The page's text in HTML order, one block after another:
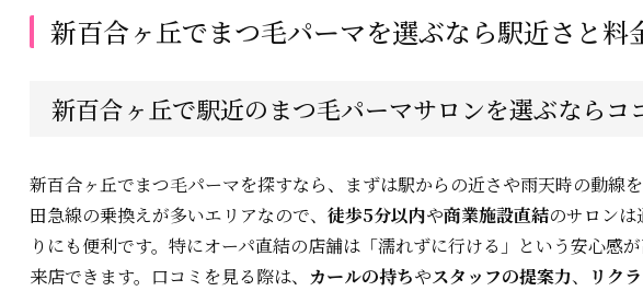
新百合ヶ丘でまつ毛パーマを選ぶなら駅近さと料
新百合ヶ丘で駅近のまつ毛パーマサロンを選ぶならコ
新百合ヶ丘でまつ毛パーマを探すなら、まずは駅からの近さや雨天時の動線
田急線の乗換えが多いエリアなので、 徒歩5分以内や商業施設直結のサロンは
りにも便利です。特にオーパ直結の店舗は「濡れずに行ける」という安心感
来店できます。口コミを見る際は、 カールの持ちやスタッフの提案力、 リク